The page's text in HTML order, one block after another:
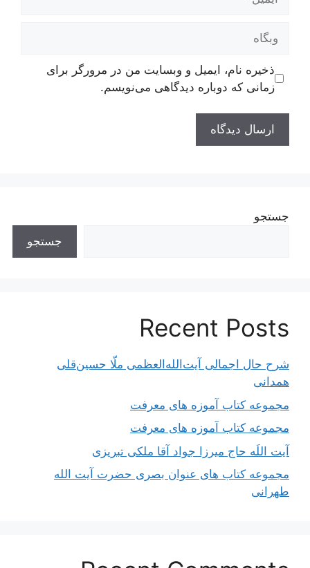
وبگاه
ذخیره نام، ایمیل و وبسایت من در مرورگر برای
زمانی که دوباره دیدگاهی می‌نویسم.
جستجو
جستجو
Recent Posts
شرح حال اجمالی آیت‌الله‌العظمی ملّا حسین‌قلی
همدانی
مجموعه کتاب آموزه های معرفت
مجموعه کتاب آموزه های معرفت
آیت اللَه حاج میرزا جواد آقا ملکی تبریزی
مجموعه کتاب های عنوان بصری حضرت آیت الله
طهرانی